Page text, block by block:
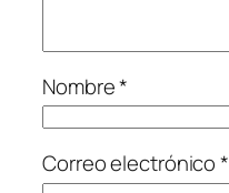
Nombre*
Correo electrónico*